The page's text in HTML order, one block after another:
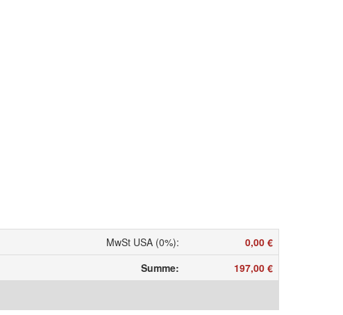
MwSt USA (0%):
0,00 €
Summe:
197,00 €